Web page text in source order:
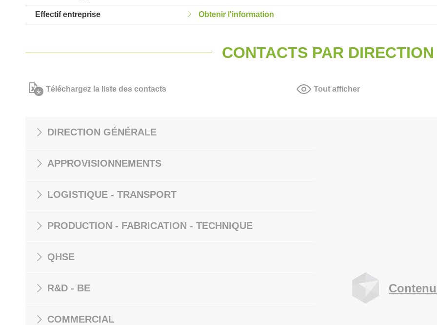
Effectif entreprise Obtenir l'information
CONTACTS PAR DIRECTION
Téléchargez la liste des contacts Tout afficher
DIRECTION GÉNÉRALE
APPROVISIONNEMENTS
LOGISTIQUE - TRANSPORT
PRODUCTION - FABRICATION - TECHNIQUE
QHSE
R&D - BE
COMMERCIAL